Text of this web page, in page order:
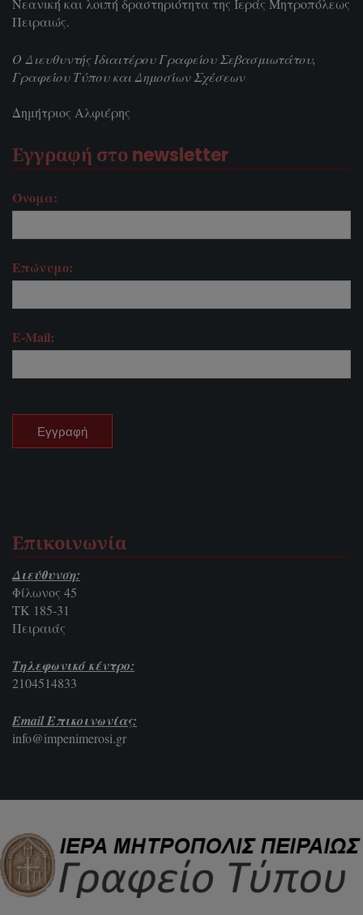
Νεανική και λοιπή δραστηριότητα της Ιεράς Μητροπόλεως
Πειραιώς.
Ο Διευθυντής Ιδιαιτέρου Γραφείου Σεβασμιωτάτου,
Γραφείου Τύπου και Δημοσίων Σχέσεων
Δημήτριος Αλφιέρης
Εγγραφή στο newsletter
Όνομα:
Επώνυμο:
E-Mail:
Επικοινωνία
Διεύθυνση:
Φίλωνος 45
ΤΚ 185-31
Πειραιάς
Τηλεφωνικό κέντρο:
2104514833
Email Επικοινωνίας:
info@impenimerosi.gr